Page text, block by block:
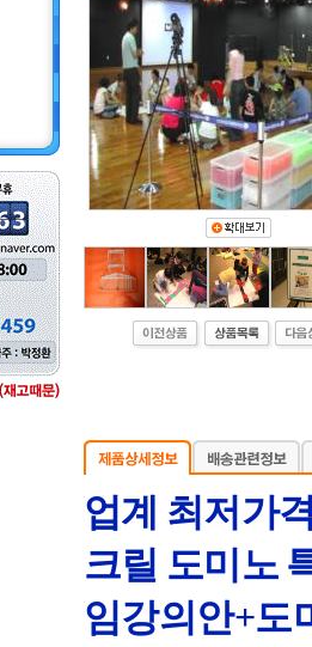
업계 최저가
크릴 도미노
임강의안+도